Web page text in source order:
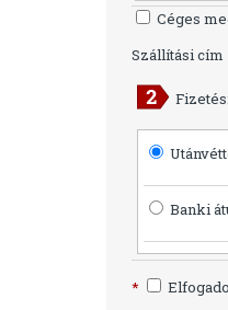
Céges
Szállítási cím
Banki
*